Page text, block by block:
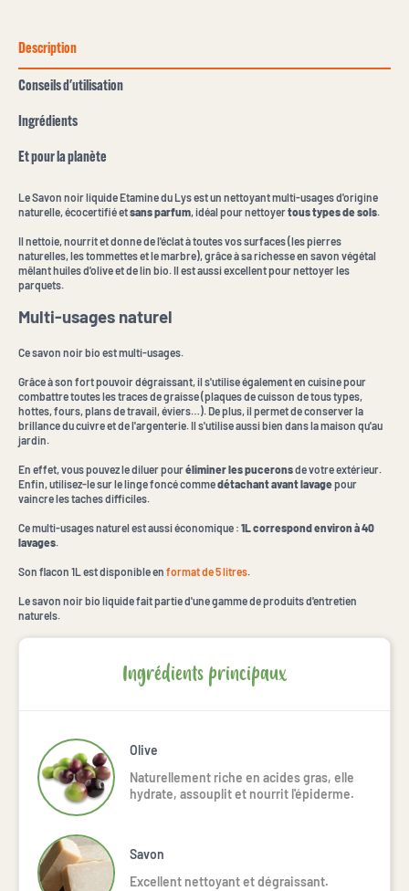
Description
Conseils d'utilisation
Ingrédients
Et pour la planète
Le Savon noir liquide Etamine du Lys est un nettoyant multi-usages d'origine
naturelle, écocertifié etsans parfum , idéal pour nettoyertous types de sols
Il nettoie, nourrit et donne de l'éclat à toutes vos surfaces (les pierres
naturelles, les tommettes et le marbre), grâce à sa richesse en savon végétal
mêlant huiles d'olive et de lin bio. Il est aussi excellent pour nettoyer les
parquets.
Multi-usages naturel
Ce savon noir bio est multi-usages.
Grâce à son fort pouvoir dégraissant, il s'utilise également en cuisine pour
combattre toutes les traces de graisse (plaques de cuisson de tous types,
hottes, fours, plans de travail, éviers…). De plus, il permet de conserver la
brillance du cuivre et de l'argenterie. Il s'utilise aussi bien dans la maison qu'au
jardin.
En effet, vous pouvez le diluer pouréliminer les puceronsde votre extérieur.
Enfin, utilisez-le sur le linge foncé commedétachant avant lavagepour
vaincre les taches difficiles.
Ce multi-usages naturel est aussi économique : 1L correspond environ à 40
lavages
Son flacon 1L est disponible en format de 5 litres
Le savon noir bio liquide fait partie d'une gamme de produits d'entretien
naturels.
Ingrédients principaux
Olive
Naturellement riche en acides gras, elle
hydrate, assouplit et nourrit l'épiderme.
Savon
Excellent nettoyant et dégraissant.